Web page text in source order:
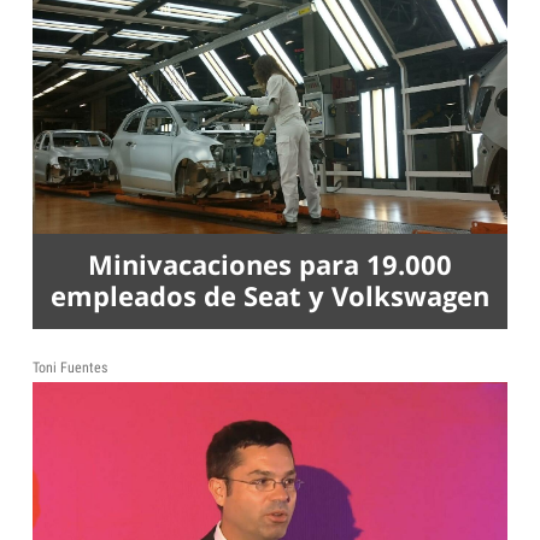
Minivacaciones para 19.000
empleados de Seat y Volkswagen
Toni Fuentes